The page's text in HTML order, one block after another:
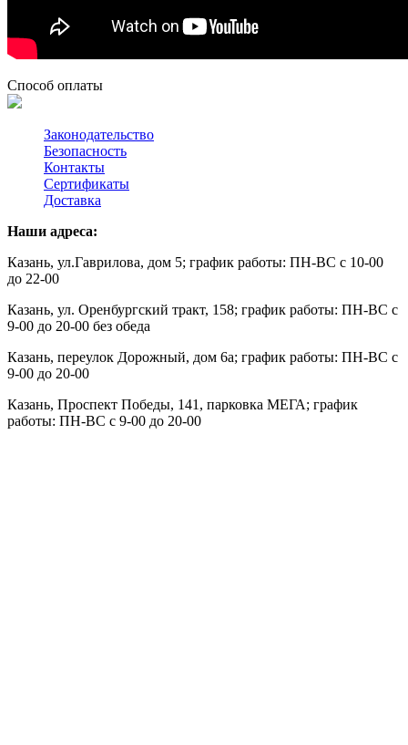
Способ оплаты
Законодательство
Безопасность
Контакты
Сертификаты
Доставка
Наши адреса:
Казань, ул.Гаврилова, дом 5; график работы: ПН-ВС с 10-00
до 22-00
Казань, ул. Оренбургский тракт, 158; график работы: ПН-ВС с
9-00 до 20-00 без обеда
Казань, переулок Дорожный, дом 6а; график работы: ПН-ВС с
9-00 до 20-00
Казань, Проспект Победы, 141, парковка МЕГА; график
работы: ПН-ВС с 9-00 до 20-00